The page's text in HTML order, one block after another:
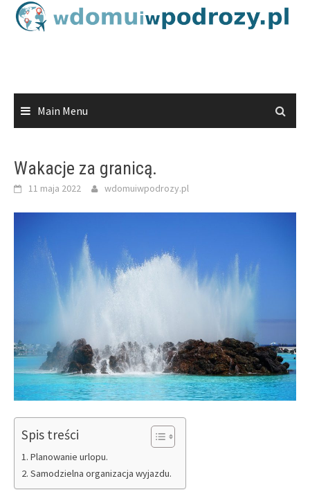
Skip
Main Menu
Wakacje za granicą.
11 maja 2022 wdomuiwpodrozy.pl
Spis treści
Planowanie urlopu.
Samodzielna organizacja wyjazdu.